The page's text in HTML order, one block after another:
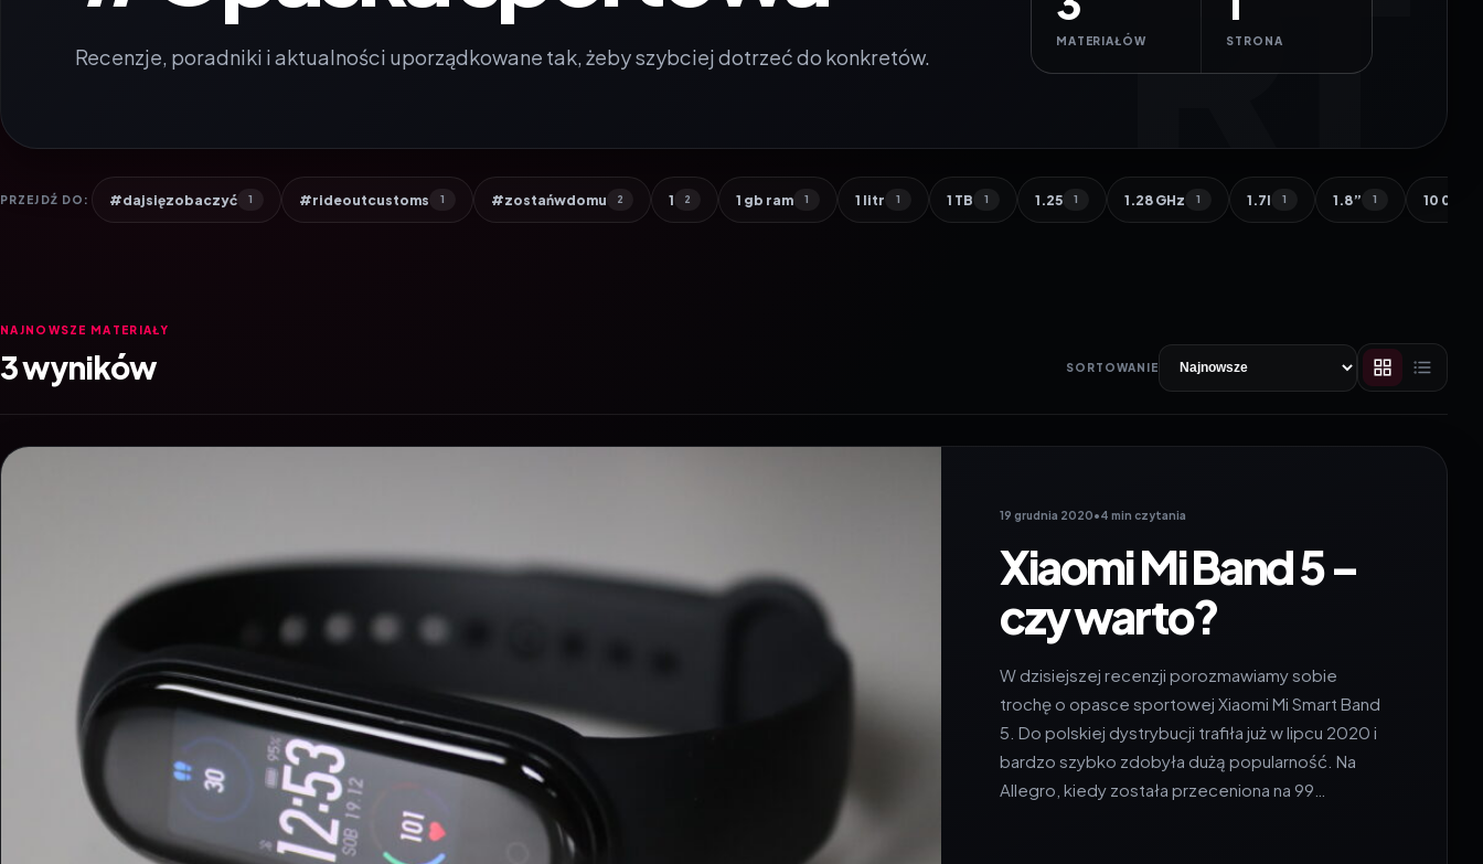
Recenzje, poradniki i aktualności uporządkowane tak, żeby szybciej dotrzeć do konkretów.
MATERIAŁÓW STRONA
PRZEJDŹ DO: #dajsięzobaczyć 1 #rideoutcustoms 1 #zostańwdomu 2 1 2 1 gb ram 1 1 litr 1 1 TB 1 1.25 1 1.28 GHz 1 1.7l 1 1.8” 1 10 000
NAJNOWSZE MATERIAŁY
3 wyników SORTOWANIE
19 grudnia 2020•4 min czytania
Xiaomi Mi Band 5 –
czy warto?
W dzisiejszej recenzji porozmawiamy sobie
trochę o opasce sportowej Xiaomi Mi Smart Band
5. Do polskiej dystrybucji trafiła już w lipcu 2020 i
bardzo szybko zdobyła dużą popularność. Na
Allegro, kiedy została przeceniona na 99…